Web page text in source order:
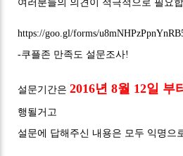
여러분들의 의견이 적극적으로 필요
https://goo.gl/forms/
-쿠플존 만족도 설문조사!
설문기간은2016년 8월 12일 부
행될거고
설문에 답해주신 내용은 모두 익명으